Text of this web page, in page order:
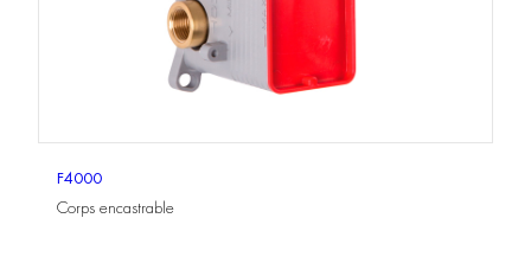
F4000
Corps encastrable